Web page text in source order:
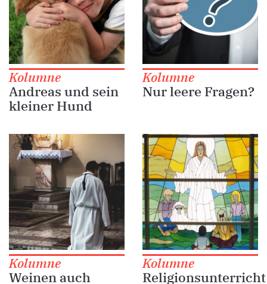
Kolumne
Andreas und sein
kleiner Hund
Kolumne
Nur leere Fragen?
Kolumne
Weinen auch
Kolumne
Religionsunterricht